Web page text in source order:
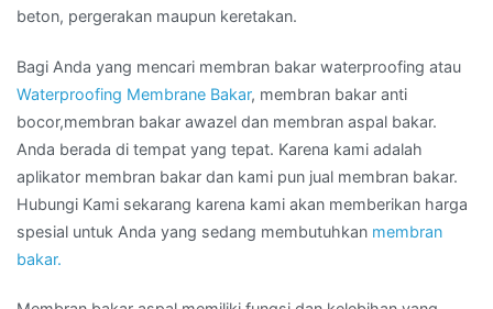
beton, pergerakan maupun keretakan.
Bagi Anda yang mencari membran bakar waterproofing atau
Waterproofing Membrane Bakar, membran bakar anti
bocor,membran bakar awazel dan membran aspal bakar.
Anda berada di tempat yang tepat. Karena kami adalah
aplikator membran bakar dan kami pun jual membran bakar.
Hubungi Kami sekarang karena kami akan memberikan harga
spesial untuk Anda yang sedang membutuhkan membran
bakar.